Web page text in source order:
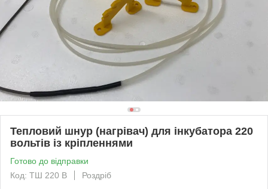
Тепловий шнур (нагрівач) для інкубатора 220
вольтів із кріпленнями
Готово до відправки
Код: ТШ 220 В
Роздріб